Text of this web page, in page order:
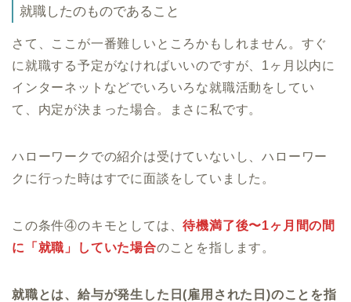
就職したのものであること
さて、ここが一番難しいところかもしれません。すぐ
に就職する予定がなければいいのですが、1ヶ月以内に
インターネットなどでいろいろな就職活動をしてい
て、内定が決まった場合。まさに私です。
ハローワークでの紹介は受けていないし、ハローワー
クに行った時はすでに面談をしていました。
この条件④のキモとしては、待機満了後〜1ヶ月間の間
に「就職」していた場合のことを指します。
就職とは、給与が発生した日(雇用された日)のことを指